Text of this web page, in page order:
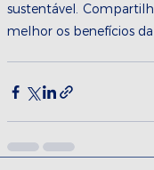
sustentável.
melhor os benefícios